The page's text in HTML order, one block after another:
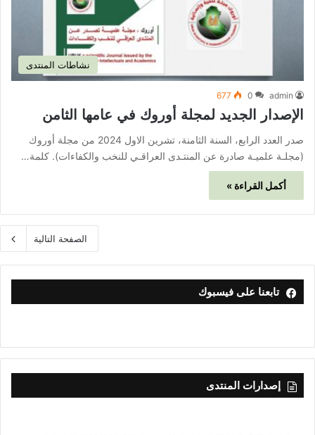
نشاطات المنتدى
admin
0
677
الإصدار الجديد لمجلة أوروك في عامها الثامن
صدر العدد الرابع، السنة الثامنة، تشرين الاول 2024 من مجلة أوروك
(مجلـة علميـة صادرة عن المنتـدى العراقـي للنخب والكفاءات). كلمة…
أكمل القراءة »
الصفحة التالية
تابعنا على فيسبوك
إصدارات المنتدى